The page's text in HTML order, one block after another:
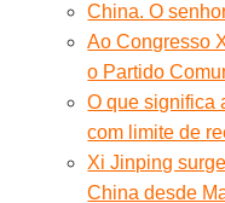
China. O
Ao Congresso
o Partido
O que significa
com limite de
Xi Jinping
China desde